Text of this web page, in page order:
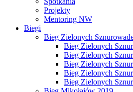
Projekty
Mentoring NW
Biegi
Bieg Zielonych
Bieg Zielonych
Bieg Zielonych
Bieg Zielonych
Bieg Zielonych
Bieg Zielonych